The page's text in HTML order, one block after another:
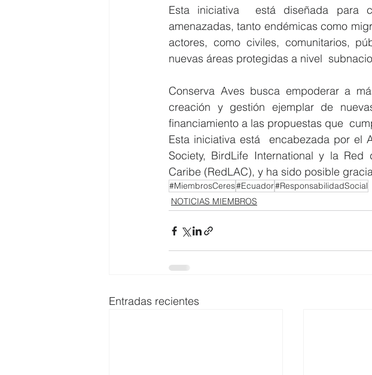
Esta iniciativa  está diseñada para
amenazadas, tanto endémicas como
actores, como civiles, comunitarios,
nuevas áreas protegidas a nivel
Conserva Aves busca empoderar a
creación y gestión ejemplar de
financiamiento a las propuestas que
Esta iniciativa está  encabezada por el
Society, BirdLife International y la
Caribe (RedLAC), y ha sido posible
#MiembrosCeres#Ecuador#ResponsabilidadSocial
NOTICIAS MIEMBROS
Entradas recientes